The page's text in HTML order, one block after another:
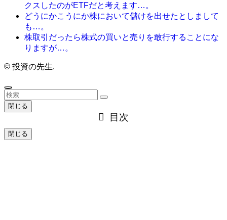
クスしたのがETFだと考えます…。
どうにかこうにか株において儲けを出せたとしまして
も…。
株取引だったら株式の買いと売りを敢行することにな
りますが…。
© 投資の先生.
閉じる
目次
閉じる